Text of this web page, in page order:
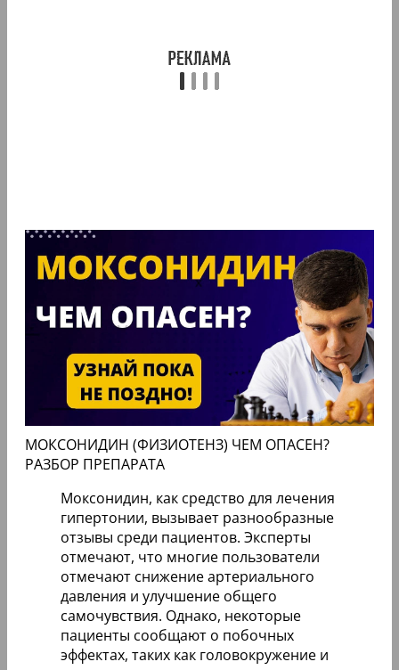
МОКСОНИДИН (ФИЗИОТЕНЗ) ЧЕМ ОПАСЕН?
РАЗБОР ПРЕПАРАТА
Моксонидин, как средство для лечения
гипертонии, вызывает разнообразные
отзывы среди пациентов. Эксперты
отмечают, что многие пользователи
отмечают снижение артериального
давления и улучшение общего
самочувствия. Однако, некоторые
пациенты сообщают о побочных
эффектах, таких как головокружение и